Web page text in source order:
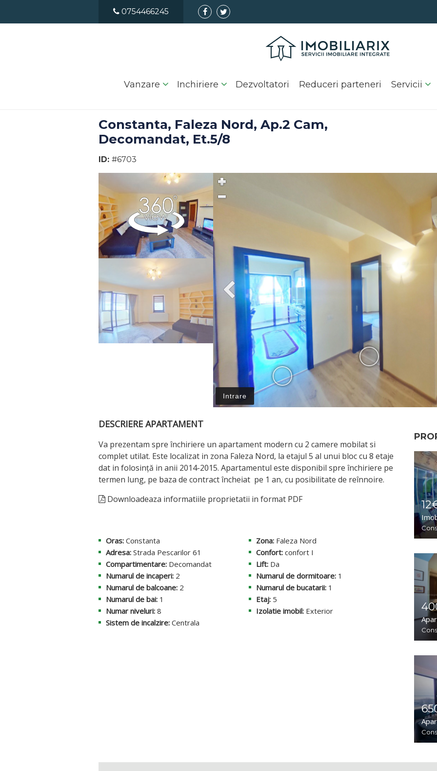
0754466245
Vanzare Inchiriere Dezvoltatori Reduceri parteneri Servicii
Constanta, Faleza Nord, Ap.2 Cam,
Decomandat, Et.5/8
ID: #6703
Intrare
DESCRIERE APARTAMENT
Va prezentam spre închiriere un apartament modern cu 2 camere mobilat si
complet utilat. Este localizat in zona Faleza Nord, la etajul 5 al unui bloc cu 8 etaje
dat in folosință in anii 2014-2015. Apartamentul este disponibil spre închiriere pe
termen lung, pe baza de contract încheiat pe 1 an, cu posibilitate de reînnoire.
Downloadeaza informatiile proprietatii in format PDF
Oras: Constanta Zona: Faleza Nord
Adresa: Strada Pescarilor 61 Confort: confort I
Compartimentare: Decomandat Lift: Da
Numarul de incaperi: 2 Numarul de dormitoare: 1
Numarul de balcoane: 2 Numarul de bucatarii: 1
Numarul de bai: 1 Etaj: 5
Numar niveluri: 8 Izolatie imobil: Exterior
Sistem de incalzire: Centrala